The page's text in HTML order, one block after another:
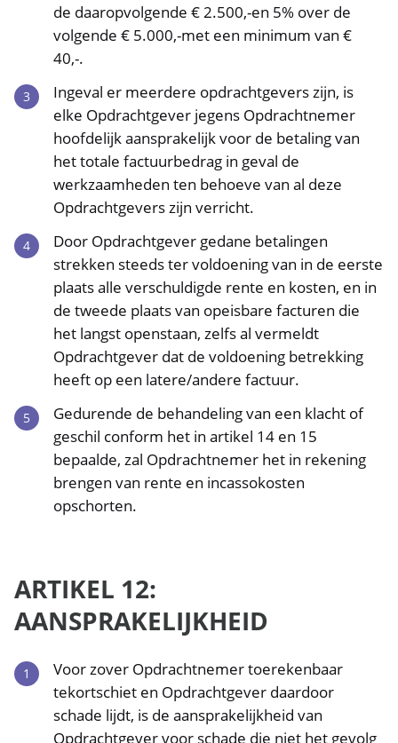
de daaropvolgende € 2.500,-en 5% over de
volgende € 5.000,-met een minimum van €
40,-.
Ingeval er meerdere opdrachtgevers zijn, is
elke Opdrachtgever jegens Opdrachtnemer
hoofdelijk aansprakelijk voor de betaling van
het totale factuurbedrag in geval de
werkzaamheden ten behoeve van al deze
Opdrachtgevers zijn verricht.
Door Opdrachtgever gedane betalingen
strekken steeds ter voldoening van in de eerste
plaats alle verschuldigde rente en kosten, en in
de tweede plaats van opeisbare facturen die
het langst openstaan, zelfs al vermeldt
Opdrachtgever dat de voldoening betrekking
heeft op een latere/andere factuur.
Gedurende de behandeling van een klacht of
geschil conform het in artikel 14 en 15
bepaalde, zal Opdrachtnemer het in rekening
brengen van rente en incassokosten
opschorten.
ARTIKEL 12:
AANSPRAKELIJKHEID
Voor zover Opdrachtnemer toerekenbaar
tekortschiet en Opdrachtgever daardoor
schade lijdt, is de aansprakelijkheid van
Opdrachtgever voor schade die niet het gevolg